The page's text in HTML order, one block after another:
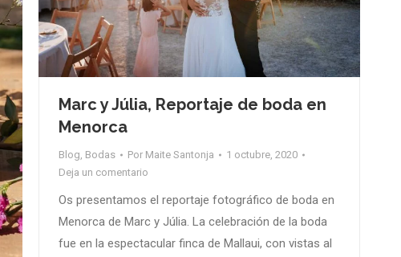
Marc y Júlia, Reportaje de boda en
Menorca
Blog, Bodas Por Maite Santonja
1 octubre, 2020
Deja un comentario
Os presentamos el reportaje fotográfico de boda en
Menorca de Marc y Júlia. La celebración de la boda
fue en la espectacular finca de Mallaui, con vistas al